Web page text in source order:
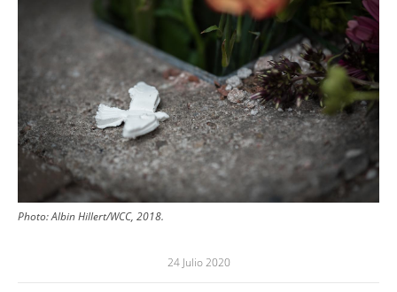
Photo: Albin Hillert/WCC, 2018.
24 Julio 2020